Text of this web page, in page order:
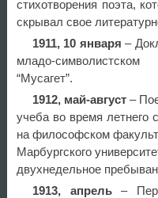
стихотворения поэта,
скрывал свое
1911, 10 января –
младо-
“Мусагет”.
1912, май-август–
учеба во время летнего
на философском
Марбургского
двухнедельное
1913, апрель–